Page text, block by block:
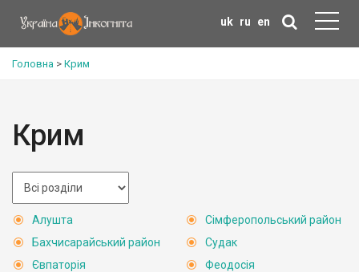
uk ru en
Головна > Крим
Крим
Алушта
Бахчисарайський район
Євпаторія
Сімферопольський район
Судак
Феодосія